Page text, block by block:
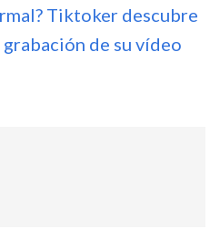
Tiktoker descubre
de su vídeo